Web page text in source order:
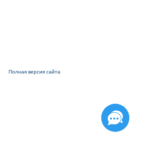
Полная версия сайта